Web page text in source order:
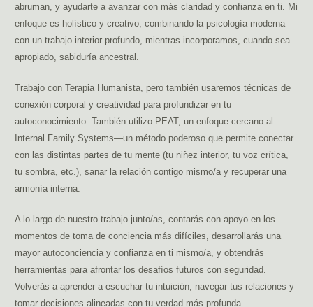
abruman, y ayudarte a avanzar con más claridad y confianza en ti. Mi
enfoque es holístico y creativo, combinando la psicología moderna
con un trabajo interior profundo, mientras incorporamos, cuando sea
apropiado, sabiduría ancestral.
Trabajo con Terapia Humanista, pero también usaremos técnicas de
conexión corporal y creatividad para profundizar en tu
autoconocimiento. También utilizo PEAT, un enfoque cercano al
Internal Family Systems—un método poderoso que permite conectar
con las distintas partes de tu mente (tu niñez interior, tu voz crítica,
tu sombra, etc.), sanar la relación contigo mismo/a y recuperar una
armonía interna.
A lo largo de nuestro trabajo junto/as, contarás con apoyo en los
momentos de toma de conciencia más difíciles, desarrollarás una
mayor autoconciencia y confianza en ti mismo/a, y obtendrás
herramientas para afrontar los desafíos futuros con seguridad.
Volverás a aprender a escuchar tu intuición, navegar tus relaciones y
tomar decisiones alineadas con tu verdad más profunda.